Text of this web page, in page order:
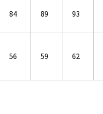
84 89 93
56 59 62